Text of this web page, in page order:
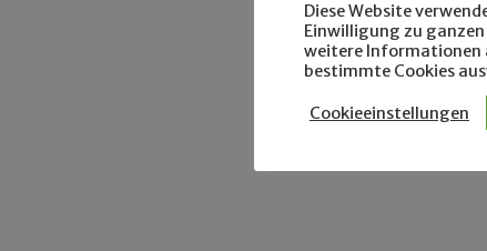
Diese Website
Einwilligung zu
weitere Informationen
bestimmte Cookies
Cookieeinstellungen